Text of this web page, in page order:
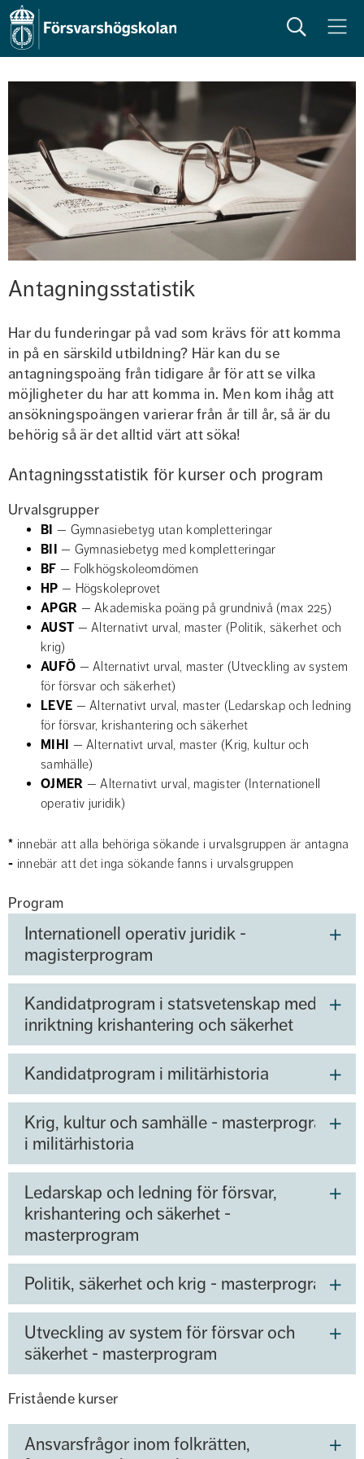
Sök Meny
Antagningsstatistik
Har du funderingar på vad som krävs för att komma
in på en särskild utbildning? Här kan du se
antagningspoäng från tidigare år för att se vilka
möjligheter du har att komma in. Men kom ihåg att
ansökningspoängen varierar från år till år, så är du
behörig så är det alltid värt att söka!
Antagningsstatistik för kurser och program
Urvalsgrupper
BI — Gymnasiebetyg utan kompletteringar
BII — Gymnasiebetyg med kompletteringar
BF — Folkhögskoleomdömen
HP — Högskoleprovet
APGR — Akademiska poäng på grundnivå (max 225)
AUST — Alternativt urval, master (Politik, säkerhet och
krig)
AUFÖ — Alternativt urval, master (Utveckling av system
för försvar och säkerhet)
LEVE — Alternativt urval, master (Ledarskap och ledning
för försvar, krishantering och säkerhet
MIHI — Alternativt urval, master (Krig, kultur och
samhälle)
OJMER — Alternativt urval, magister (Internationell
operativ juridik)
* innebär att alla behöriga sökande i urvalsgruppen är antagna
- innebär att det inga sökande fanns i urvalsgruppen
Program
Internationell operativ juridik -
magisterprogram
Kandidatprogram i statsvetenskap med
inriktning krishantering och säkerhet
Kandidatprogram i militärhistoria
Krig, kultur och samhälle - masterprogram
i militärhistoria
Ledarskap och ledning för försvar,
krishantering och säkerhet -
masterprogram
Politik, säkerhet och krig - masterprogram
Utveckling av system för försvar och
säkerhet - masterprogram
Fristående kurser
Ansvarsfrågor inom folkrätten,